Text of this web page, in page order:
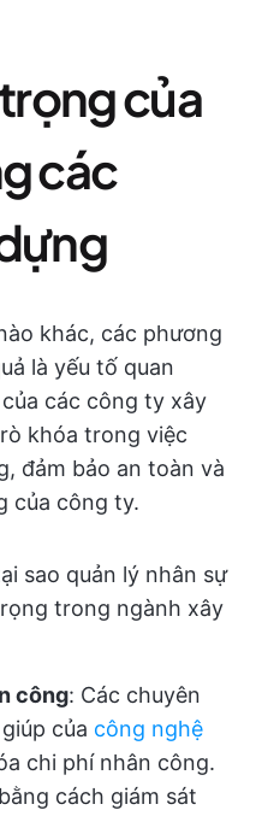
của
các
khác, các phương
là yếu tố quan
các công ty xây
khóa trong việc
đảm bảo an toàn và
của công ty.
sao quản lý nhân sự
trong ngành xây
công: Các chuyên
của công nghệ
chi phí nhân công.
cách giám sát